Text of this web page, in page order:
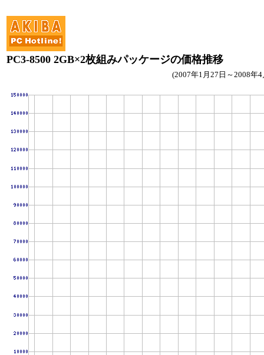
PC3-8500 2GB×2枚組みパッケージの価格推移
(2007年1月27日～2008年